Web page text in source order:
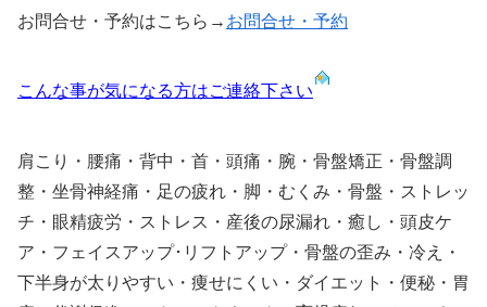
お問合せ・予約はこちら→ お問合せ・予約
こんな事が気になる方はご連絡下さい
肩こり・腰痛・背中・首・頭痛・腕・骨盤矯正・骨盤調
整・坐骨神経痛・足の疲れ・脚・むくみ・骨盤・ストレッ
チ・眼精疲労・ストレス・産後の尿漏れ・癒し・頭皮ケ
ア・フェイスアップ･リフトアップ・骨盤の歪み・冷え・
下半身が太りやすい・痩せにくい・ダイエット・便秘・胃